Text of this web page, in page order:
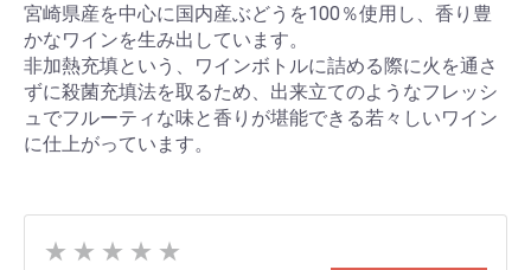
宮崎県産を中心に国内産ぶどうを100％使用し、香り豊
かなワインを生み出しています。
非加熱充填という、ワインボトルに詰める際に火を通さ
ずに殺菌充填法を取るため、出来立てのようなフレッシ
ュでフルーティな味と香りが堪能できる若々しいワイン
に仕上がっています。
★ ★ ★ ★ ★